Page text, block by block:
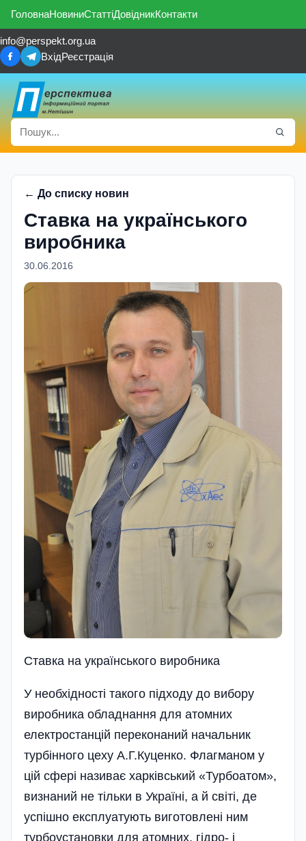
ГоловнаНовиниСтаттіДовідникКонтакти
info@perspekt.org.ua
ВхідРеєстрація
← До списку новин
Ставка на українського
виробника
30.06.2016
Ставка на українського виробника
У необхідності такого підходу до вибору
виробника обладнання для атомних
електростанцій переконаний начальник
турбінного цеху А.Г.Куценко. Флагманом у
цій сфері називає харківський «Турбоатом»,
визнаний не тільки в Україні, а й світі, де
успішно експлуатують виготовлені ним
турбоустановки для атомних, гідро- і